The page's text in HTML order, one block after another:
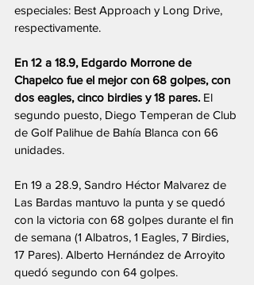
especiales: Best Approach y Long Drive,
respectivamente.
En 12 a 18.9, Edgardo Morrone de
Chapelco fue el mejor con 68 golpes, con
dos eagles, cinco birdies y 18 pares. El
segundo puesto, Diego Temperan de Club
de Golf Palihue de Bahía Blanca con 66
unidades.
En 19 a 28.9, Sandro Héctor Malvarez de
Las Bardas mantuvo la punta y se quedó
con la victoria con 68 golpes durante el fin
de semana (1 Albatros, 1 Eagles, 7 Birdies,
17 Pares). Alberto Hernández de Arroyito
quedó segundo con 64 golpes.